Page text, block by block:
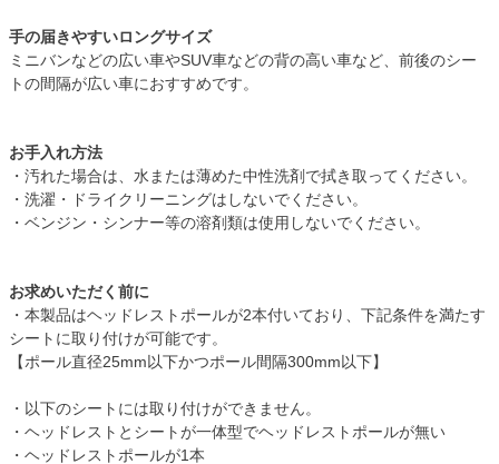
手の届きやすいロングサイズ
ミニバンなどの広い車やSUV車などの背の高い車など、前後のシー
トの間隔が広い車におすすめです。
お手入れ方法
・汚れた場合は、水または薄めた中性洗剤で拭き取ってください。
・洗濯・ドライクリーニングはしないでください。
・ベンジン・シンナー等の溶剤類は使用しないでください。
お求めいただく前に
・本製品はヘッドレストポールが2本付いており、下記条件を満たす
シートに取り付けが可能です。
【ポール直径25mm以下かつポール間隔300mm以下】
・以下のシートには取り付けができません。
・ヘッドレストとシートが一体型でヘッドレストポールが無い
・ヘッドレストポールが1本